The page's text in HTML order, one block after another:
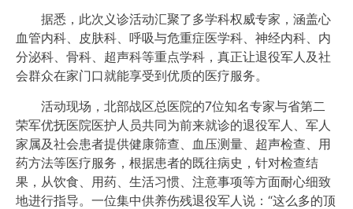
据悉，此次义诊活动汇聚了多学科权威专家，涵盖心
血管内科、皮肤科、呼吸与危重症医学科、神经内科、内
分泌科、骨科、超声科等重点学科，真正让退役军人及社
会群众在家门口就能享受到优质的医疗服务。
活动现场，北部战区总医院的7位知名专家与省第二
荣军优抚医院医护人员共同为前来就诊的退役军人、军人
家属及社会患者提供健康筛查、血压测量、超声检查、用
药方法等医疗服务，根据患者的既往病史，针对检查结
果，从饮食、用药、生活习惯、注意事项等方面耐心细致
地进行指导。一位集中供养伤残退役军人说：“这么多的顶